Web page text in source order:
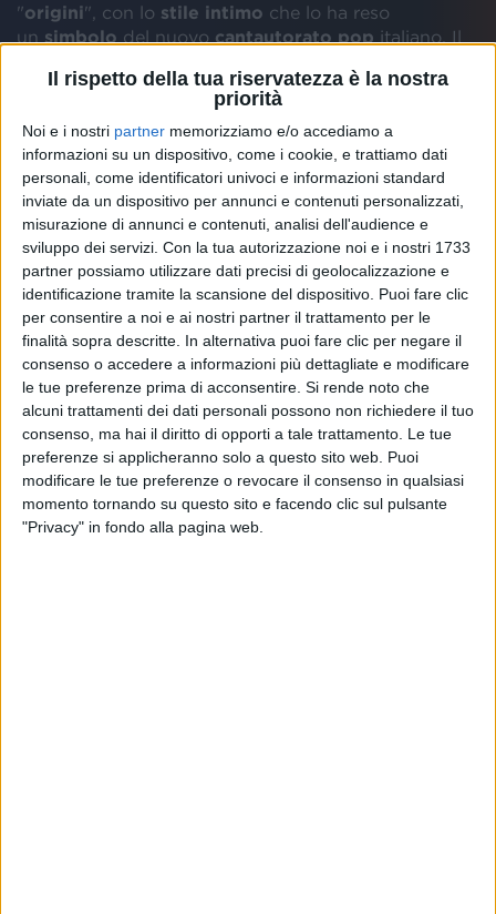
Il rispetto della tua riservatezza è la nostra
priorità
Noi e i nostri partner memorizziamo e/o accediamo a
informazioni su un dispositivo, come i cookie, e trattiamo dati
personali, come identificatori univoci e informazioni standard
inviate da un dispositivo per annunci e contenuti personalizzati,
misurazione di annunci e contenuti, analisi dell'audience e
sviluppo dei servizi. Con la tua autorizzazione noi e i nostri 1733
partner possiamo utilizzare dati precisi di geolocalizzazione e
identificazione tramite la scansione del dispositivo. Puoi fare clic
per consentire a noi e ai nostri partner il trattamento per le
finalità sopra descritte. In alternativa puoi fare clic per negare il
consenso o accedere a informazioni più dettagliate e modificare
le tue preferenze prima di acconsentire. Si rende noto che
alcuni trattamenti dei dati personali possono non richiedere il tuo
consenso, ma hai il diritto di opporti a tale trattamento. Le tue
preferenze si applicheranno solo a questo sito web. Puoi
modificare le tue preferenze o revocare il consenso in qualsiasi
momento tornando su questo sito e facendo clic sul pulsante
"Privacy" in fondo alla pagina web.
"origini", con lo stile intimo che lo ha reso
un simbolo del nuovo cantautorato pop italiano. Il
passeggiare all'interno di unaeroporto , con lo zaino
in spalla, pronto per una nuova avventura
e musicale: "Questi ultimi anni sono stati un bel
Volare, fra alti e bassi non ho mai perso la rotta. Si
ritorna a terra con una nuova canzone" ha scritto
come didascalia del post, giocando sulla parola
"Volare", il titolo del suoalbumdel 2021, nonché il
suoultimo discosolista.